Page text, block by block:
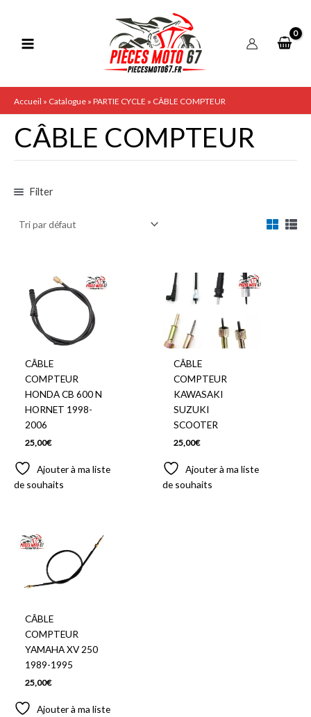
contenu
Accueil » Catalogue » PARTIE CYCLE » CÂBLE COMPTEUR
r
i
m
r
i
m
CÂBLE COMPTEUR
Filter
CÂBLE
COMPTEUR
HONDA CB 600 N
HORNET 1998-
2006
25,00€
Ajouter à ma liste
de souhaits
CÂBLE
COMPTEUR
KAWASAKI
SUZUKI
SCOOTER
25,00€
Ajouter à ma liste
de souhaits
CÂBLE
COMPTEUR
YAMAHA XV 250
1989-1995
25,00€
Ajouter à ma liste